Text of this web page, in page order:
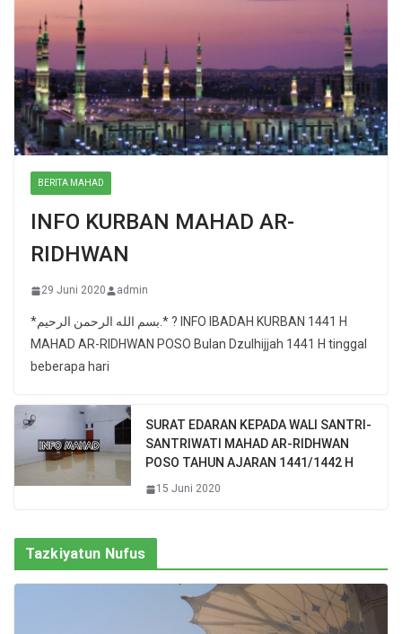
BERITA MAHAD
INFO KURBAN MAHAD AR-
RIDHWAN
29 Juni 2020 admin
*بسم الله الرحمن الرحيم.* ? INFO IBADAH KURBAN 1441 H
MAHAD AR-RIDHWAN POSO Bulan Dzulhijjah 1441 H tinggal
beberapa hari
SURAT EDARAN KEPADA WALI SANTRI-
SANTRIWATI MAHAD AR-RIDHWAN
POSO TAHUN AJARAN 1441/1442 H
15 Juni 2020
Tazkiyatun Nufus